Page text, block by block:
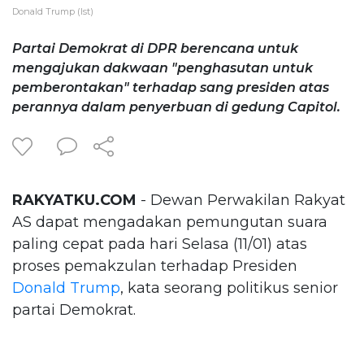
Donald Trump (Ist)
Partai Demokrat di DPR berencana untuk
mengajukan dakwaan "penghasutan untuk
pemberontakan" terhadap sang presiden atas
perannya dalam penyerbuan di gedung Capitol.
RAKYATKU.COM - Dewan Perwakilan Rakyat
AS dapat mengadakan pemungutan suara
paling cepat pada hari Selasa (11/01) atas
proses pemakzulan terhadap Presiden
Donald Trump, kata seorang politikus senior
partai Demokrat.